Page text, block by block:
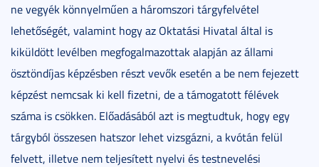
ne vegyék könnyelműen a háromszori tárgyfelvétel
lehetőségét, valamint hogy az Oktatási Hivatal által is
kiküldött levélben megfogalmazottak alapján az állami
ösztöndíjas képzésben részt vevők esetén a be nem fejezett
képzést nemcsak ki kell fizetni, de a támogatott félévek
száma is csökken. Előadásából azt is megtudtuk, hogy egy
tárgyból összesen hatszor lehet vizsgázni, a kvótán felül
felvett, illetve nem teljesített nyelvi és testnevelési